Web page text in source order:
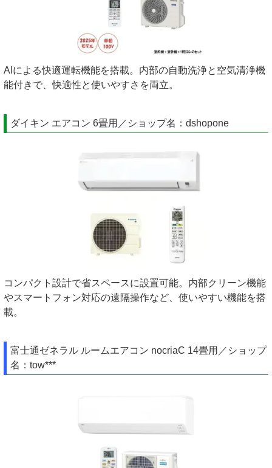
AIによる快適運転機能を搭載。内部の自動洗浄と空気清浄機
能付きで、快適性と使いやすさを両立。
ダイキン エアコン 6畳用／ショップ名：dshopone
コンパクト設計で省スペースに設置可能。内部クリーン機能
やスマートフォン対応の遠隔操作など、使いやすい機能を搭
載。
富士通ゼネラル ルームエアコン nocriaC 14畳用／ショップ
名：tow***